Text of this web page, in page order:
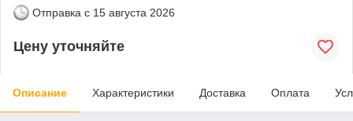
Отправка с 15 августа 2026
Цену уточняйте
Описание Характеристики Доставка Оплата